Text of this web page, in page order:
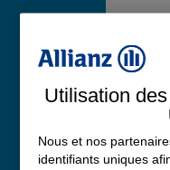
Utilisation
Nous et nos
identifiants uniques